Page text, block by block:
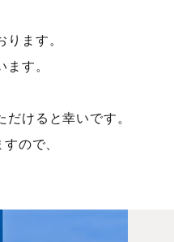
ます。
す。
けると幸いです。
ので、